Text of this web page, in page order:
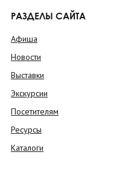
РАЗДЕЛЫ САЙТА
Афиша
Новости
Выставки
Экскурсии
Посетителям
Ресурсы
Каталоги